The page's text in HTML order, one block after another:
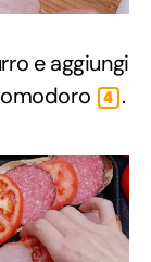
e aggiungi
4 .